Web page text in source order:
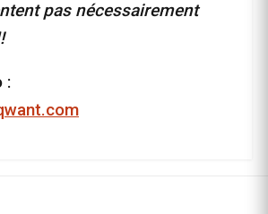
pas nécessairement
: